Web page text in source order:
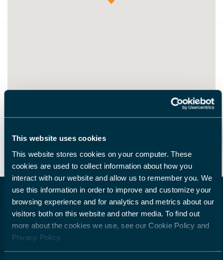
This website uses cookies
This website stores cookies on your computer. These
cookies are used to collect information about how you
interact with our website and allow us to remember you. We
use this information in order to improve and customize your
browsing experience and for analytics and metrics about our
visitors both on this website and other media. To find out
more about the cookies we use, see our Cookie Policy and
Privacy Policy.
VOUS CHERCHEZ UN HALTER DISTRIBUTEUR ?